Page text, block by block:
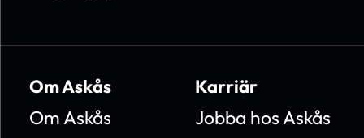
Om Askås
Om Askås
Karriär
Jobba hos Askås